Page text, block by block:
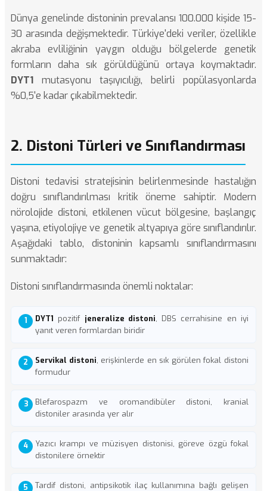
Dünya genelinde distoninin prevalansı 100.000 kişide 15-
30 arasında değişmektedir. Türkiye'deki veriler, özellikle
akraba evliliğinin yaygın olduğu bölgelerde genetik
formların daha sık görüldüğünü ortaya koymaktadır.
DYT1 mutasyonu taşıyıcılığı, belirli popülasyonlarda
%0,5'e kadar çıkabilmektedir.
2. Distoni Türleri ve Sınıflandırması
Distoni tedavisi stratejisinin belirlenmesinde hastalığın
doğru sınıflandırılması kritik öneme sahiptir. Modern
nörolojide distoni, etkilenen vücut bölgesine, başlangıç
yaşına, etiyolojiye ve genetik altyapıya göre sınıflandırılır.
Aşağıdaki tablo, distoninin kapsamlı sınıflandırmasını
sunmaktadır:
Distoni sınıflandırmasında önemli noktalar:
DYT1 pozitif jeneralize distoni, DBS cerrahisine en iyi
yanıt veren formlardan biridir
Servikal distoni, erişkinlerde en sık görülen fokal distoni
formudur
Blefarospazm ve oromandibüler distoni, kranial
distoniler arasında yer alır
Yazıcı krampı ve müzisyen distonisi, göreve özgü fokal
distonilere örnektir
Tardif distoni, antipsikotik ilaç kullanımına bağlı gelişen